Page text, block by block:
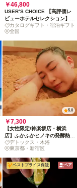
￥46,800
USER’S CHOICE 【高評価レ
ビューホテルセレクション】宿
泊カタログギフト: 掲載数
500+施設〜
カタログギフト・宿泊ギフト
全国
5.0
￥7,300
【女性限定/神楽坂店・横浜
店】ふかふかヒノキの発酵熱に
包まれる、木浴による究極の温
もり体験
デトックス・木浴
東京都・新宿区
ベストプライス保証 ペア